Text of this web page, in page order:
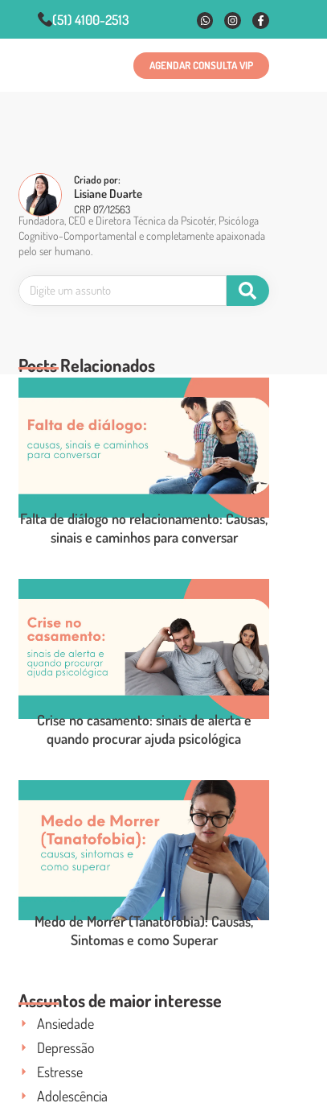
(51) 4100-2513
AGENDAR CONSULTA VIP
Criado por:
Lisiane Duarte
CRP 07/12563
Fundadora, CEO e Diretora Técnica da Psicotér, Psicóloga
Cognitivo-Comportamental e completamente apaixonada
pelo ser humano.
Posts Relacionados
LEIA O POST COMPLETO
Falta de diálogo no relacionamento: Causas,
sinais e caminhos para conversar
LEIA O POST COMPLETO
Crise no casamento: sinais de alerta e
quando procurar ajuda psicológica
LEIA O POST COMPLETO
Medo de Morrer (Tanatofobia): Causas,
Sintomas e como Superar
Assuntos de maior interesse
Ansiedade
Depressão
Estresse
Adolescência